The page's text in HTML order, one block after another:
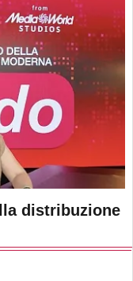
distribuzione